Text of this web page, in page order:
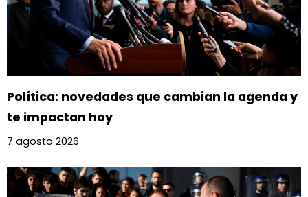
Política: novedades que cambian la agenda y
te impactan hoy
7 agosto 2026